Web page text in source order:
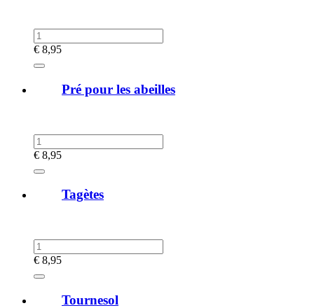
€ 8,95
Pré pour les abeilles
€ 8,95
Tagètes
€ 8,95
Tournesol